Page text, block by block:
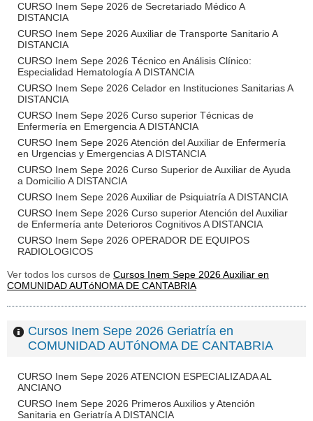
CURSO Inem Sepe 2026 de Secretariado Médico A
DISTANCIA
CURSO Inem Sepe 2026 Auxiliar de Transporte Sanitario A
DISTANCIA
CURSO Inem Sepe 2026 Técnico en Análisis Clínico:
Especialidad Hematología A DISTANCIA
CURSO Inem Sepe 2026 Celador en Instituciones Sanitarias A
DISTANCIA
CURSO Inem Sepe 2026 Curso superior Técnicas de
Enfermería en Emergencia A DISTANCIA
CURSO Inem Sepe 2026 Atención del Auxiliar de Enfermería
en Urgencias y Emergencias A DISTANCIA
CURSO Inem Sepe 2026 Curso Superior de Auxiliar de Ayuda
a Domicilio A DISTANCIA
CURSO Inem Sepe 2026 Auxiliar de Psiquiatría A DISTANCIA
CURSO Inem Sepe 2026 Curso superior Atención del Auxiliar
de Enfermería ante Deterioros Cognitivos A DISTANCIA
CURSO Inem Sepe 2026 OPERADOR DE EQUIPOS
RADIOLOGICOS
Ver todos los cursos de Cursos Inem Sepe 2026 Auxiliar en
COMUNIDAD AUTóNOMA DE CANTABRIA
Cursos Inem Sepe 2026 Geriatría en
COMUNIDAD AUTóNOMA DE CANTABRIA
CURSO Inem Sepe 2026 ATENCION ESPECIALIZADA AL
ANCIANO
CURSO Inem Sepe 2026 Primeros Auxilios y Atención
Sanitaria en Geriatría A DISTANCIA